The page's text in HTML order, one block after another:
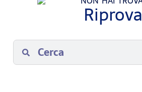
Riprova